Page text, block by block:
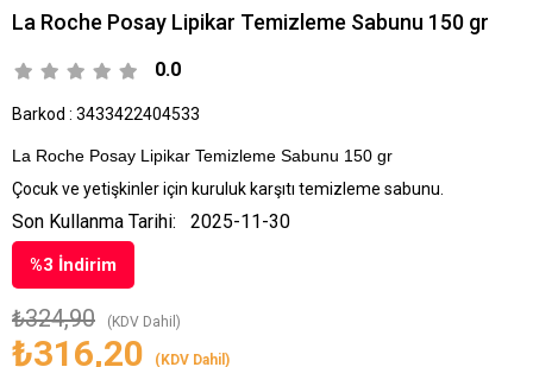
La Roche Posay Lipikar Temizleme Sabunu 150 gr
0.0
Barkod : 3433422404533
La Roche Posay Lipikar Temizleme Sabunu 150 gr
Çocuk ve yetişkinler için kuruluk karşıtı temizleme sabunu
%3 İndirim
₺324,90 (KDV Dahil)
₺316,20 (KDV Dahil)
Son Kullanma Tarihi: 2025-11-30